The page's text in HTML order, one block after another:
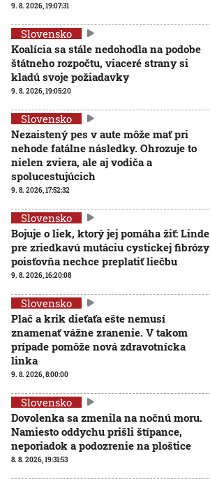
9. 8. 2026, 19:07:31
Slovensko
Koalícia sa stále nedohodla na podobe
štátneho rozpočtu, viaceré strany si
kladú svoje požiadavky
9. 8. 2026, 19:05:20
Slovensko
Nezaistený pes v aute môže mať pri
nehode fatálne následky. Ohrozuje to
nielen zviera, ale aj vodiča a
spolucestujúcich
9. 8. 2026, 17:52:32
Slovensko
Bojuje o liek, ktorý jej pomáha žiť: Linde
pre zriedkavú mutáciu cystickej fibrózy
poisťovňa nechce preplatiť liečbu
9. 8. 2026, 16:20:08
Slovensko
Plač a krik dieťaťa ešte nemusí
znamenať vážne zranenie. V takom
prípade pomôže nová zdravotnícka
linka
9. 8. 2026, 8:00:00
Slovensko
Dovolenka sa zmenila na nočnú moru.
Namiesto oddychu prišli štípance,
neporiadok a podozrenie na ploštice
8. 8. 2026, 19:31:53